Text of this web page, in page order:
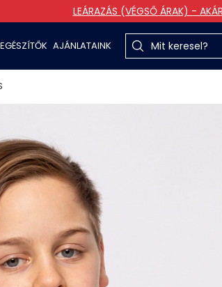
LEÁRAZÁS (VÉGSŐ ÁRAK) -
AJÁNLATAINK